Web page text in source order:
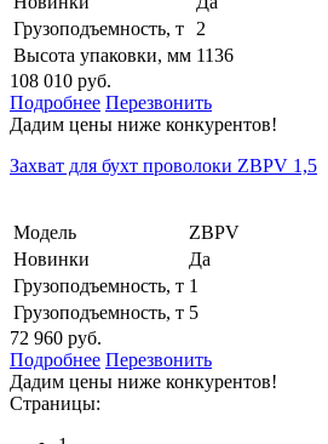
Грузоподъемность, т
2
Высота упаковки, мм 1136
108 010 руб.
Подробнее Перезвонить
Дадим цены ниже конкурентов!
Захват для бухт проволоки ZBPV 1,5
Модель
ZBPV
Новинки
Да
Грузоподъемность, т 1
Грузоподъемность, т 5
72 960 руб.
Подробнее Перезвонить
Дадим цены ниже конкурентов!
Страницы: